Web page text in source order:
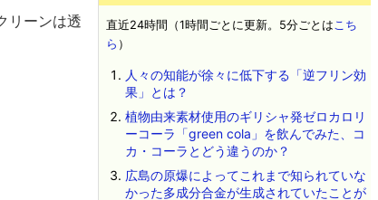
リーンは透
直近24時間（1時間ごとに更新。5分ごとはこち
ら ）
人々の知能が徐々に低下する「逆フリン効
果」とは？
植物由来素材使用のギリシャ発ゼロカロリ
ーコーラ「green cola」を飲んでみた、コ
カ・コーラとどう違うのか？
広島の原爆によってこれまで知られていな
かった多成分合金が生成されていたことが